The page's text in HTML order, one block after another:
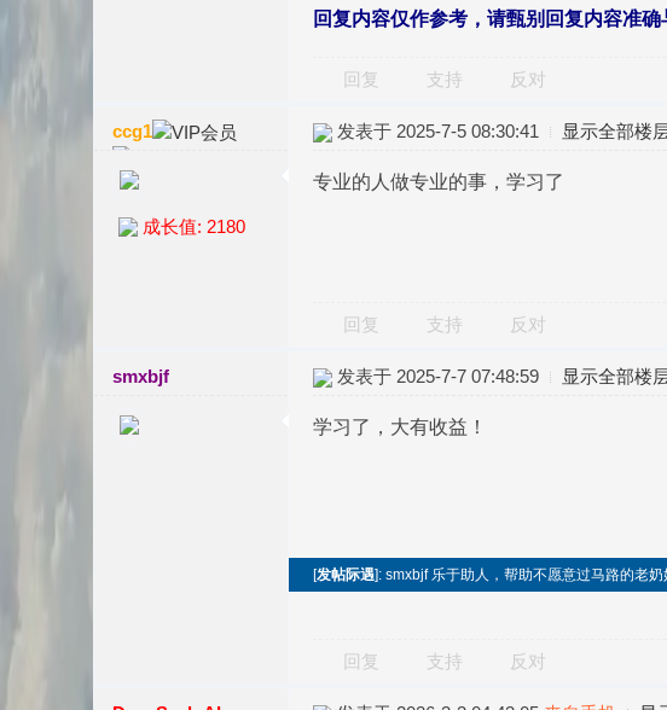
回复内容仅作参考，请甄别回复内容准确
回复 支持 反对
ccg1
成长值: 2180
发表于 2025-7-5 08:30:41 显示全部楼
专业的人做专业的事，学习了
回复 支持 反对
smxbjf 发表于 2025-7-7 07:48:59 显示全部楼
学习了，大有收益！
[发帖际遇]: smxbjf 乐于助人，帮助不愿意过马路的老
回复 支持 反对